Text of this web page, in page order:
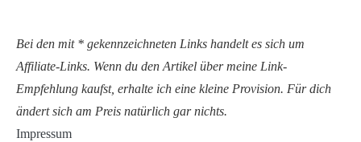
Bei den mit * gekennzeichneten Links handelt es sich um
Affiliate-Links. Wenn du den Artikel über meine Link-
Empfehlung kaufst, erhalte ich eine kleine Provision. Für dich
ändert sich am Preis natürlich gar nichts.
Impressum